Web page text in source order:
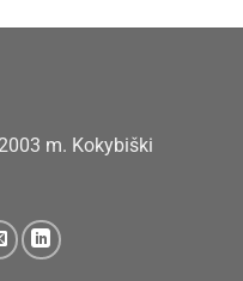
m. Kokybiški